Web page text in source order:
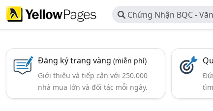
Chứng Nhận BQC -
Nhận Chất Lượng
Đăng ký trang vàng (miễn phí)
Giới thiệu và tiếp cận với 250.000
nhà mua lớn và đối tác mỗi ngày.